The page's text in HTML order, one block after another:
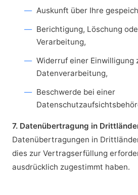
Auskunft über Ihre
Berichtigung, Löschung
Verarbeitung,
Widerruf einer Einwilligung
Datenverarbeitung,
Beschwerde bei einer
7. Datenübertragung in
Datenübertragungen in
dies zur Vertragserfüllung
ausdrücklich zugestimmt haben.